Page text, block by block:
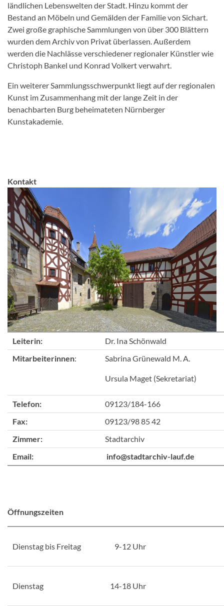
ländlichen Lebenswelten der Stadt. Hinzu kommt der
Bestand an Möbeln und Gemälden der Familie von Sichart.
Zwei große graphische Sammlungen von über 300 Blättern
wurden dem Archiv von Privat überlassen. Außerdem
werden die Nachlässe verschiedener regionaler Künstler wie
Christoph Bankel und Konrad Volkert verwahrt.
Ein weiterer Sammlungsschwerpunkt liegt auf der regionalen
Kunst im Zusammenhang mit der lange Zeit in der
benachbarten Burg beheimateten Nürnberger
Kunstakademie.
Kontakt
Leiterin:
Dr. Ina Schönwald
Mitarbeiterinnen: Sabrina Grünewald M. A.
Ursula Maget (Sekretariat)
Telefon:
09123/184-166
Fax:
09123/98 85 42
Zimmer:
Stadtarchiv
Email:
info@stadtarchiv-lauf.de
Öffnungszeiten
Dienstag bis Freitag 9-12 Uhr
Dienstag 14-18 Uhr